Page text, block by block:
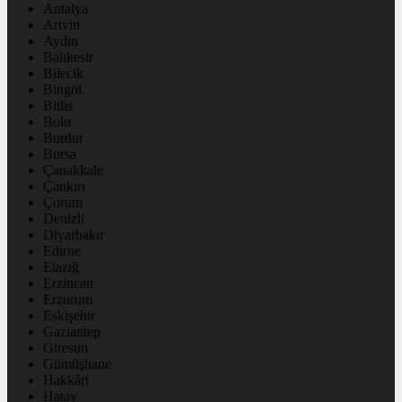
Antalya
Artvin
Aydın
Balıkesir
Bilecik
Bingöl
Bitlis
Bolu
Burdur
Bursa
Çanakkale
Çankırı
Çorum
Denizli
Diyarbakır
Edirne
Elazığ
Erzincan
Erzurum
Eskişehir
Gaziantep
Giresun
Gümüşhane
Hakkâri
Hatay